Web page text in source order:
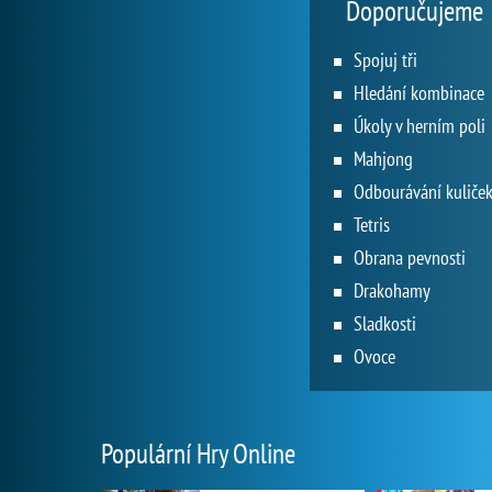
Doporučujeme
Spojuj tři
Hledání kombinace
Úkoly v herním poli
Mahjong
Odbourávání kuliček
Tetris
Obrana pevnosti
Drakohamy
Sladkosti
Ovoce
Populární Hry Online